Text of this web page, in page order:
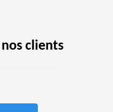
nos clients